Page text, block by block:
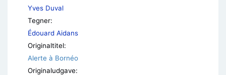
Yves Duval
Tegner:
Édouard Aidans
Originaltitel:
Alerte à Bornéo
Originaludgave: